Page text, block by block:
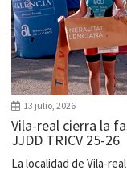
13 julio, 2026
Vila-real cierra la
JJDD TRICV 25-26
La localidad de Vila-